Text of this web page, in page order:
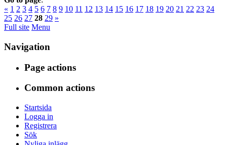
« 1 2 3 4 5 6 7 8 9 10 11 12 13 14 15 16 17 18 19 20 21 22 23 24
25 26 27 28 29 »
Full site Menu
Navigation
Page actions
Common actions
Startsida
Logga in
Registrera
Sök